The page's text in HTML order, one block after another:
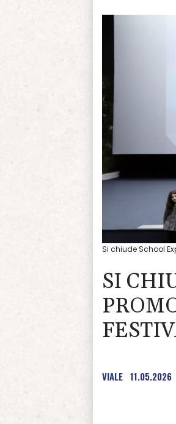
Si chiude School
SI
VIALE 11.05.2026